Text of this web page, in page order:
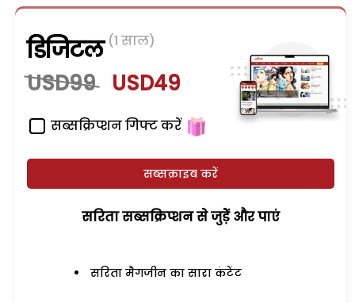
डिजिटल (1 साल)
USD99 USD49
सब्सक्रिप्शन गिफ्ट करें
सब्सक्राइब करें
सरिता सब्सक्रिप्शन से जुड़ेें और पाएं
सरिता मैगजीन का सारा कंटेंट